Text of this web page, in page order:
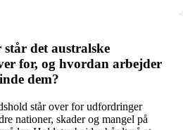
det australske
for, og hvordan arbejder
dem?
står over for udfordringer
nationer, skader og mangel på